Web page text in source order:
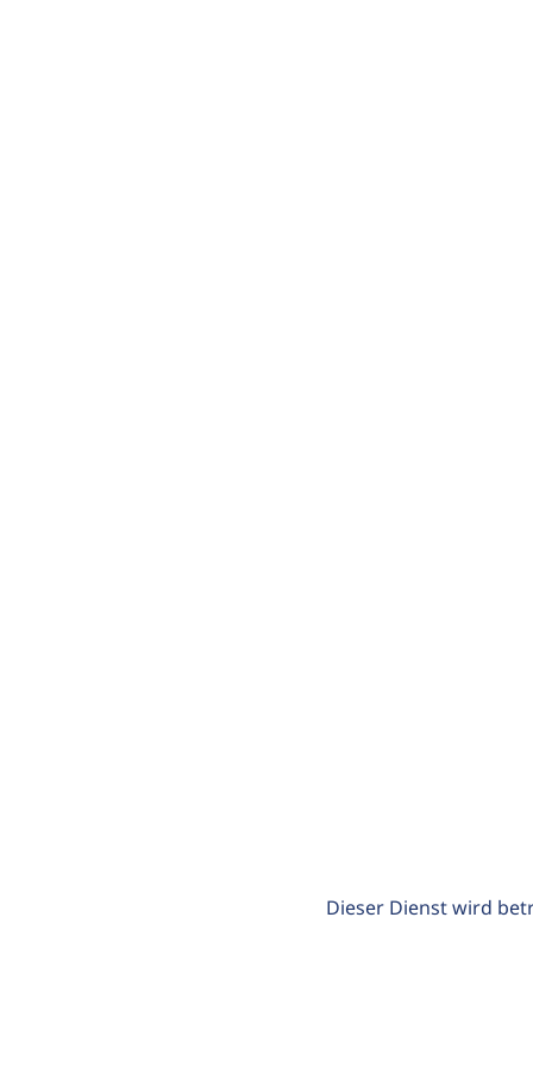
Dieser Dienst wird